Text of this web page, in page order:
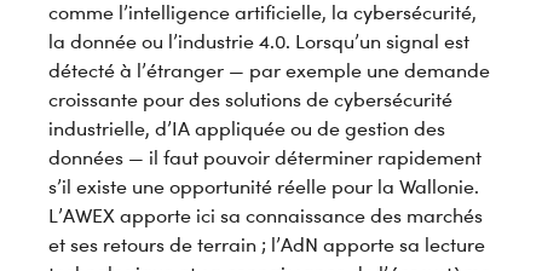
comme l’intelligence artificielle, la cybersécurité,
la donnée ou l’industrie 4.0. Lorsqu’un signal est
détecté à l’étranger — par exemple une demande
croissante pour des solutions de cybersécurité
industrielle, d’IA appliquée ou de gestion des
données — il faut pouvoir déterminer rapidement
s’il existe une opportunité réelle pour la Wallonie.
L’AWEX apporte ici sa connaissance des marchés
et ses retours de terrain ; l’AdN apporte sa lecture